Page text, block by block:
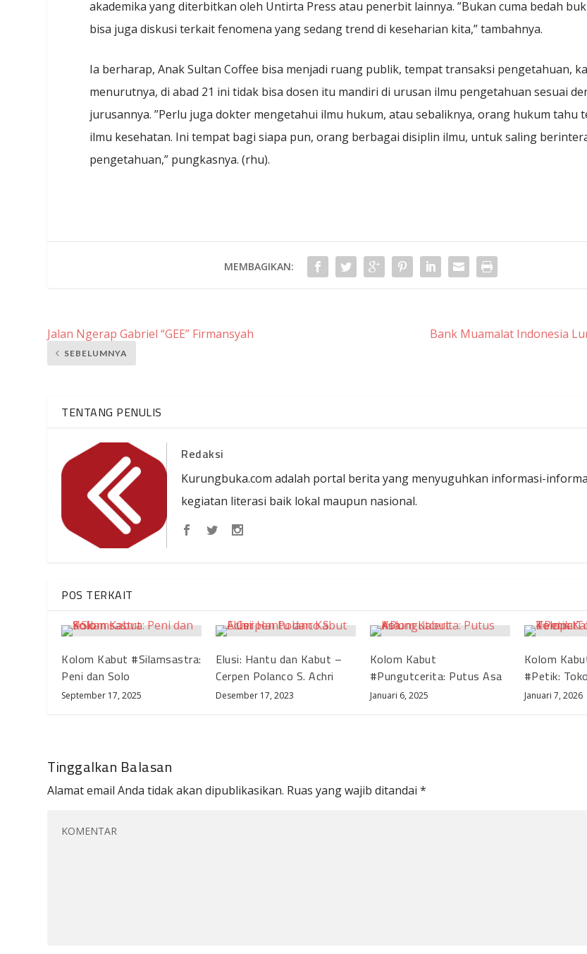
akademika yang diterbitkan oleh Untirta Press atau penerbit lainnya. ”Bukan cuma bedah
bisa juga diskusi terkait fenomena yang sedang trend di keseharian kita,” tambahnya.
Ia berharap, Anak Sultan Coffee bisa menjadi ruang publik, tempat transaksi pengetahuan,
menurutnya, di abad 21 ini tidak bisa dosen itu mandiri di urusan ilmu pengetahuan sesuai
jurusannya. ”Perlu juga dokter mengetahui ilmu hukum, atau sebaliknya, orang hukum tahu
ilmu kesehatan. Ini tempat bagi siapa pun, orang berbagai disiplin ilmu, untuk saling
pengetahuan,” pungkasnya. (rhu).
MEMBAGIKAN:
Jalan Ngerap Gabriel “GEE” Firmansyah
SEBELUMNYA
Bank Muamalat Indonesia
TENTANG PENULIS
Redaksi
Kurungbuka.com adalah portal berita yang menyuguhkan informasi-
kegiatan literasi baik lokal maupun nasional.
POS TERKAIT
Kolom Kabut #Silamsastra:
Peni dan Solo
September 17, 2025
Elusi: Hantu dan Kabut –
Cerpen Polanco S. Achri
Desember 17, 2023
Kolom Kabut
#Pungutcerita: Putus Asa
Januari 6, 2025
Kolom
#Petik:
Januari 7, 2026
Tinggalkan Balasan
Alamat email Anda tidak akan dipublikasikan. Ruas yang wajib ditandai*